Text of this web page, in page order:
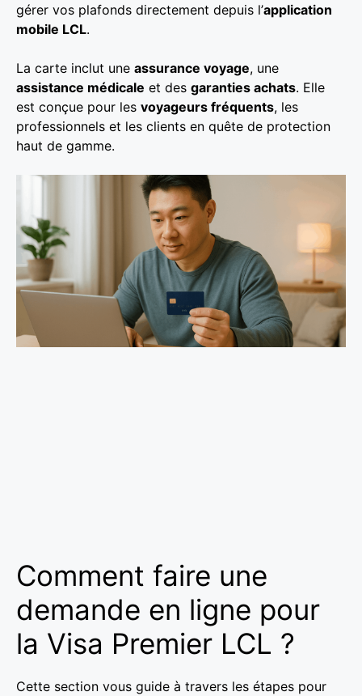
gérer vos plafonds directement depuis l’application
mobile LCL.
La carte inclut une assurance voyage, une
assistance médicale et des garanties achats. Elle
est conçue pour les voyageurs fréquents, les
professionnels et les clients en quête de protection
haut de gamme.
Comment faire une
demande en ligne pour
la Visa Premier LCL ?
Cette section vous guide à travers les étapes pour